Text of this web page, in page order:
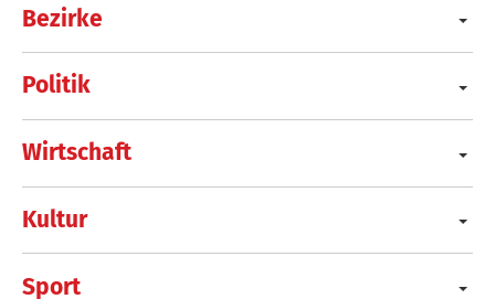
Bezirke
Politik
Wirtschaft
Kultur
Sport